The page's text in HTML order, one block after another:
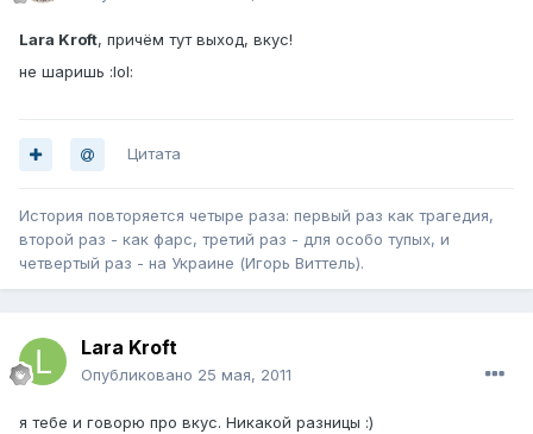
Lara Kroft, причём тут выход, вкус!
не шаришь :lol:
Цитата
История повторяется четыре раза: первый раз как трагедия,
второй раз - как фарс, третий раз - для особо тупых, и
четвертый раз - на Украине (Игорь Виттель).
Lara Kroft
Опубликовано 25 мая, 2011
я тебе и говорю про вкус. Никакой разницы :)